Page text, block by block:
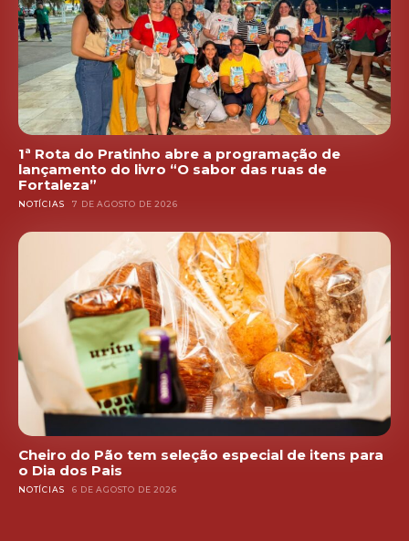
1ª Rota do Pratinho abre a programação de
lançamento do livro “O sabor das ruas de
Fortaleza”
NOTÍCIAS 7 DE AGOSTO DE 2026
Cheiro do Pão tem seleção especial de itens para
o Dia dos Pais
NOTÍCIAS 6 DE AGOSTO DE 2026